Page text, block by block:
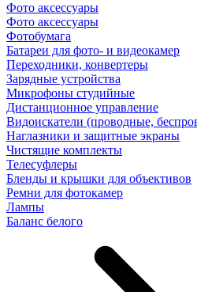
Фото аксессуары
Фото аксессуары
Фотобумага
Батареи для фото- и видеокамер
Переходники, конвертеры
Зарядные устройства
Микрофоны студийные
Дистанционное управление
Видоискатели (проводные,
Наглазники и защитные экраны
Чистящие комплекты
Телесуфлеры
Бленды и крышки для объективов
Ремни для фотокамер
Лампы
Баланс белого